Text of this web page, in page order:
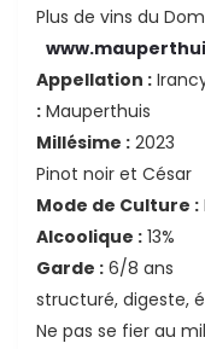
Plus de vins du
Appellation :
: Mauperthuis
Millésime :
Pinot noir et César
Mode de Culture :
Alcoolique : 13%
Garde : 6/
structuré, digeste,
Ne pas se fier au